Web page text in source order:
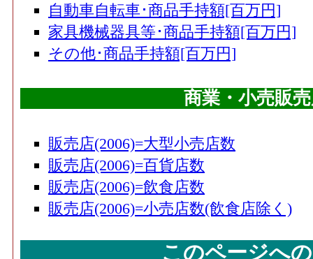
自動車自転車･商品手持額[百万円]
家具機械器具等･商品手持額[百万円]
その他･商品手持額[百万円]
商業・小売販
販売店(2006)=大型小売店数
販売店(2006)=百貨店数
販売店(2006)=飲食店数
販売店(2006)=小売店数(飲食店除く)
このページへ